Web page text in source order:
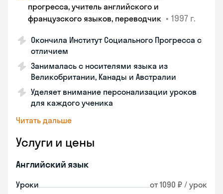
прогресса, учитель английского и
французского языков, переводчик • 1997 г.
Окончила Институт Социального Прогресса с
отличием
Занималась с носителями языка из
Великобритании, Канады и Австралии
Уделяет внимание персонализации уроков
для каждого ученика
Читать дальше
Услуги и цены
Английский язык
Уроки от 1090 ₽ / урок